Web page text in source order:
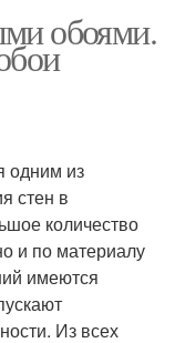
обоями.
одним из
стен в
количество
и по материалу
имеются
Из всех